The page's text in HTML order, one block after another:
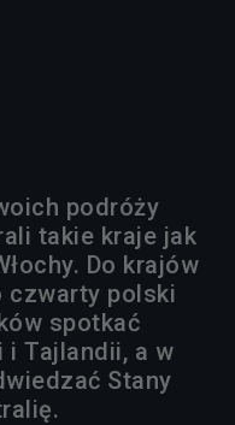
podróży
takie kraje jak
Do krajów
czwarty polski
spotkać
i Tajlandii, a w
Stany